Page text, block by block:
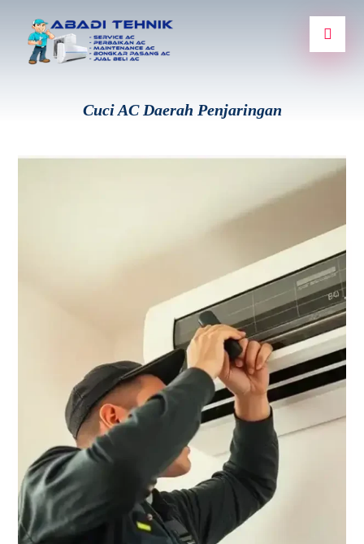
Cuci AC Daerah Penjaringan